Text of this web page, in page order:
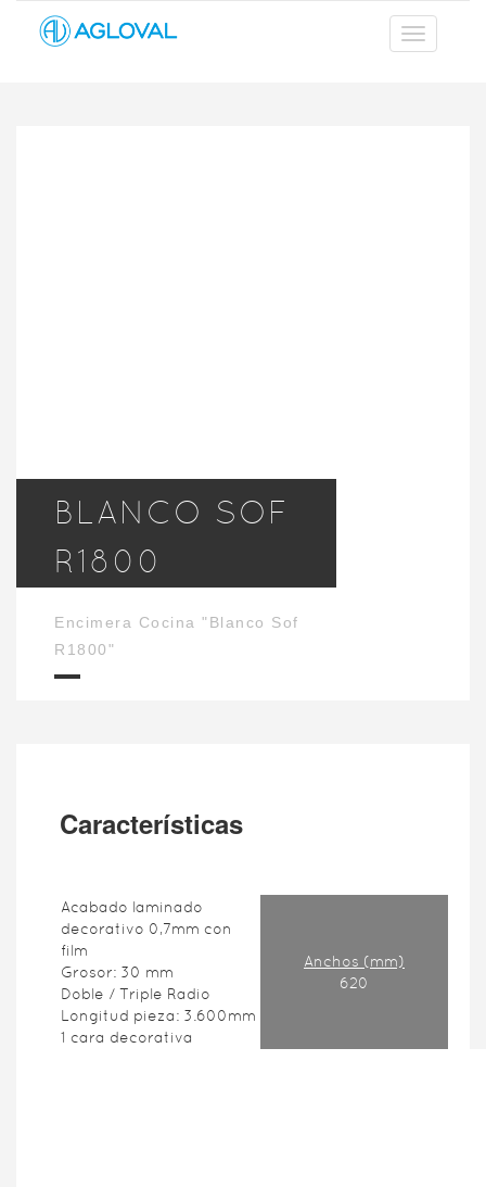
BLANCO SOF
R1800
Encimera Cocina "Blanco Sof
R1800"
Características
Acabado laminado
decorativo 0,7mm con
film
Grosor: 30 mm
Doble / Triple Radio
Longitud pieza: 3.600mm
1 cara decorativa
Anchos (mm)
620